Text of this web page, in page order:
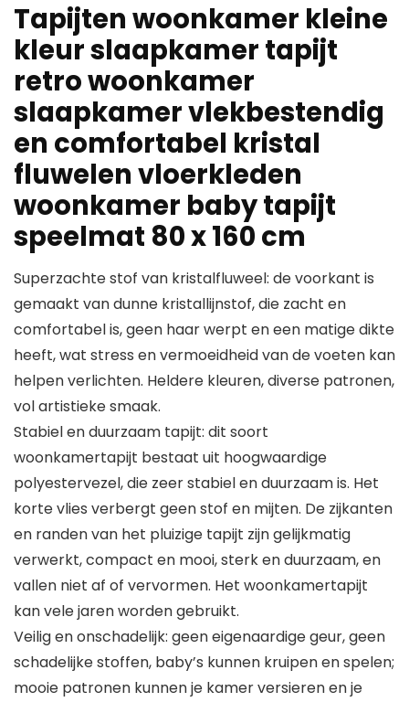
Tapijten woonkamer kleine
kleur slaapkamer tapijt
retro woonkamer
slaapkamer vlekbestendig
en comfortabel kristal
fluwelen vloerkleden
woonkamer baby tapijt
speelmat 80 x 160 cm
Superzachte stof van kristalfluweel: de voorkant is
gemaakt van dunne kristallijnstof, die zacht en
comfortabel is, geen haar werpt en een matige dikte
heeft, wat stress en vermoeidheid van de voeten kan
helpen verlichten. Heldere kleuren, diverse patronen,
vol artistieke smaak.
Stabiel en duurzaam tapijt: dit soort
woonkamertapijt bestaat uit hoogwaardige
polyestervezel, die zeer stabiel en duurzaam is. Het
korte vlies verbergt geen stof en mijten. De zijkanten
en randen van het pluizige tapijt zijn gelijkmatig
verwerkt, compact en mooi, sterk en duurzaam, en
vallen niet af of vervormen. Het woonkamertapijt
kan vele jaren worden gebruikt.
Veilig en onschadelijk: geen eigenaardige geur, geen
schadelijke stoffen, baby’s kunnen kruipen en spelen;
mooie patronen kunnen je kamer versieren en je